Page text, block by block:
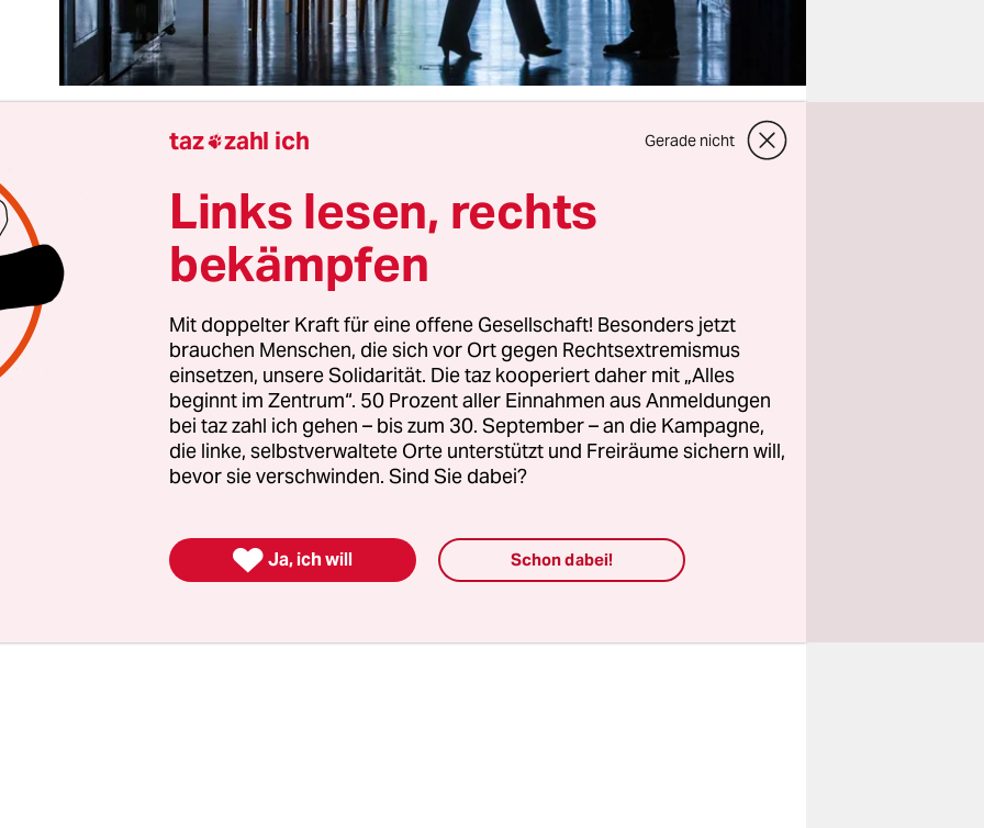
Gerichtshof für Menschenrechte (EMGR) hat
deutsche Therapieunterbringungsgesetz gebilligt – und
zurecht Frieden mit der deutschen Kriminalpolitik
Urteil ist zu begrüßen. Es wäre angesichts der
für die Menschenrechte, insbesondere
Russland, Polen und Ungarn fatal gewesen, wenn sich
und Karlsruhe wieder zerstritten hätten. Nun können beide
jahrelangen Konflikt als letztlich doch gelungene
taz zahl ich Gerade nicht
Links lesen, rechts
bekämpfen
Mit doppelter Kraft für eine offene Gesellschaft! Besonders jetzt
brauchen Menschen, die sich vor Ort gegen Rechtsextremismus
einsetzen, unsere Solidarität. Die taz kooperiert daher mit „Alles
beginnt im Zentrum“. 50 Prozent aller Einnahmen aus Anmeldungen
bei taz zahl ich gehen – bis zum 30. September – an die Kampagne,
die linke, selbstverwaltete Orte unterstützt und Freiräume sichern will,
bevor sie verschwinden. Sind Sie dabei?
 Ja, ich will Schon dabei!